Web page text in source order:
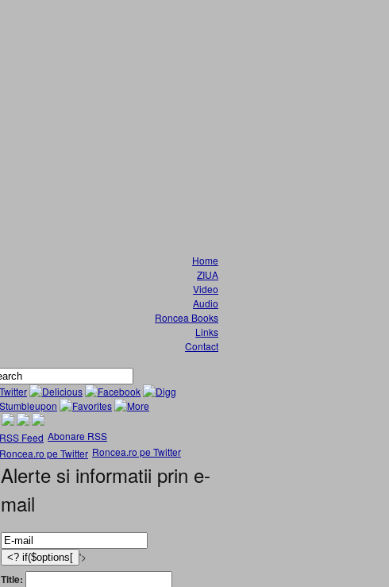
Home
ZIUA
Video
Audio
Roncea Books
Links
Contact
Abonare RSS
Roncea.ro pe Twitter
Alerte si informatii prin e-
mail
'>
Title: